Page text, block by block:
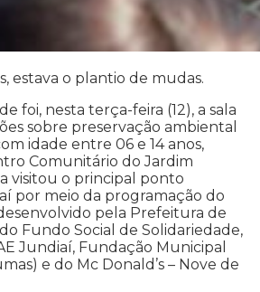
estava o plantio de mudas.
foi, nesta terça-feira (12), a sala
sobre preservação ambiental
idade entre 06 e 14 anos,
Comunitário do Jardim
visitou o principal ponto
por meio da programação do
pela Prefeitura de
Fundo Social de Solidariedade,
Jundiaí, Fundação Municipal
e do Mc Donald’s – Nove de